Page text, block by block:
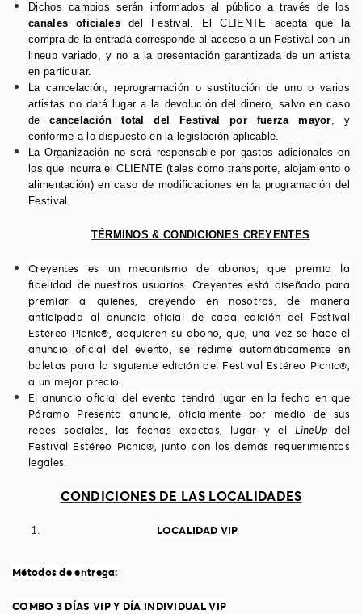
Dichos cambios serán informados al público a través de los
canales oficialesdel Festival. El CLIENTE acepta que la
compra de la entrada corresponde al acceso a un Festival con un
lineup variado, y no a la presentación garantizada de un artista
en particular.
La cancelación, reprogramación o sustitución de uno o varios
artistas no dará lugar a la devolución del dinero, salvo en caso
decancelación total del Festival por fuerza mayor, y
conforme a lo dispuesto en la legislación aplicable.
La Organización no será responsable por gastos adicionales en
los que incurra el CLIENTE (tales como transporte, alojamiento o
alimentación) en caso de modificaciones en la programación del
Festival.
TÉRMINOS & CONDICIONES CREYENTES
Creyentes es un mecanismo de abonos, que premia la
fidelidad de nuestros usuarios. Creyentes está diseñado para
premiar a quienes, creyendo en nosotros, de manera
anticipada al anuncio oficial de cada edición del Festival
Estéreo Picnic®, adquieren su abono, que, una vez se hace el
anuncio oficial del evento, se redime automáticamente en
boletas para la siguiente edición del Festival Estéreo Picnic®,
a un mejor precio.
El anuncio oficial del evento tendrá lugar en la fecha en que
Páramo Presenta anuncie, oficialmente por medio de sus
redes sociales, las fechas exactas, lugar y el
LineUpdel
Festival Estéreo Picnic®, junto con los demás requerimientos
legales.
CONDICIONES DE LAS LOCALIDADES
LOCALIDAD VIP
Métodos de entrega:
COMBO 3 DÍAS VIP Y DÍA INDIVIDUAL VIP